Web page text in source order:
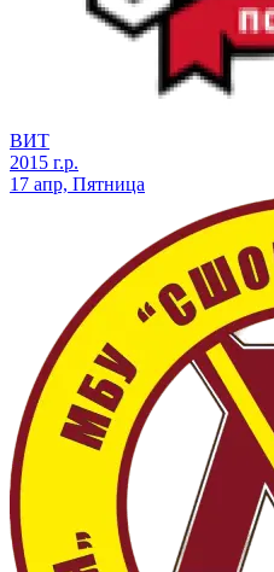
ВИТ
2015 г.р.
17 апр, Пятница